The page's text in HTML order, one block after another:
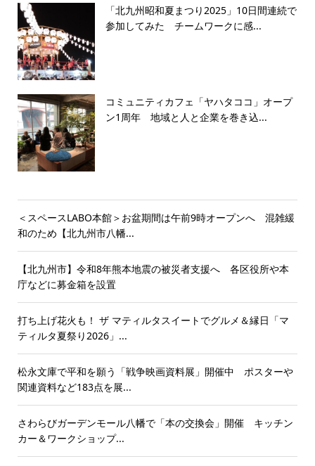
「北九州昭和夏まつり2025」10日間連続で
参加してみた チームワークに感...
コミュニティカフェ「ヤハタココ」オープ
ン1周年 地域と人と企業を巻き込...
＜スペースLABO本館＞お盆期間は午前9時オープンへ 混雑緩
和のため【北九州市八幡...
【北九州市】令和8年熊本地震の被災者支援へ 各区役所や本
庁などに募金箱を設置
打ち上げ花火も！ ザ マティルタスイートでグルメ＆縁日「マ
ティルタ夏祭り2026」...
松永文庫で平和を願う「戦争映画資料展」開催中 ポスターや
関連資料など183点を展...
さわらびガーデンモール八幡で「本の交換会」開催 キッチン
カー＆ワークショップ...